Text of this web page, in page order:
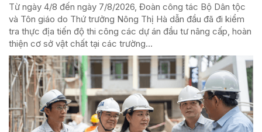
Từ ngày 4/8 đến ngày 7/8/2026, Đoàn công tác Bộ Dân tộc
và Tôn giáo do Thứ trưởng Nông Thị Hà dẫn đầu đã đi kiểm
tra thực địa tiến độ thi công các dự án đầu tư nâng cấp, hoàn
thiện cơ sở vật chất tại các trường...